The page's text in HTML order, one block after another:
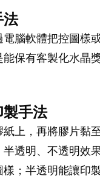
法
腦軟體把控圖樣
保有客製化水晶
製手法
上，再將膠片黏
透明、不透明效
；半透明能讓印